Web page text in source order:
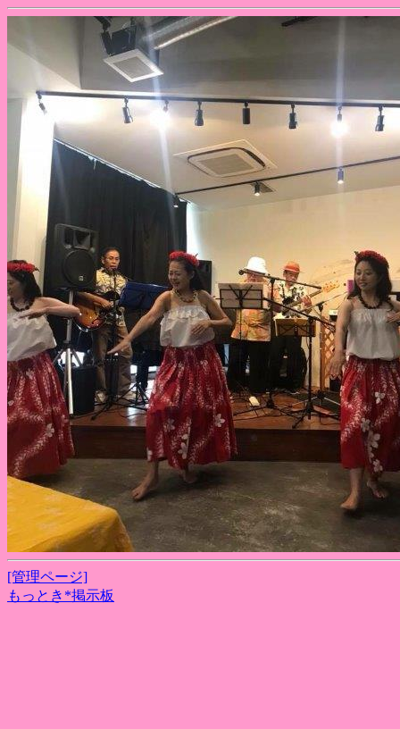
[管理ページ]
もっとき*掲示板